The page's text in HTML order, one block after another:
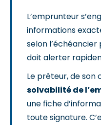
L’emprunteur
informations
selon l’échéancier
doit alerter
Le prêteur, de son
solvabilité de
une fiche
toute signature.